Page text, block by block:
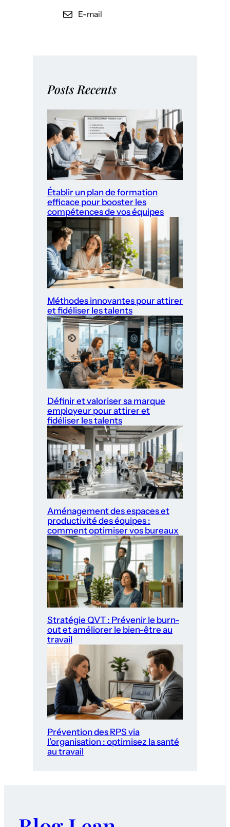
E-mail
Posts Recents
Établir un plan de formation
efficace pour booster les
compétences de vos équipes
Méthodes innovantes pour attirer
et fidéliser les talents
Définir et valoriser sa marque
employeur pour attirer et
fidéliser les talents
Aménagement des espaces et
productivité des équipes :
comment optimiser vos bureaux
Stratégie QVT : Prévenir le burn-
out et améliorer le bien-être au
travail
Prévention des RPS via
l’organisation : optimisez la santé
au travail